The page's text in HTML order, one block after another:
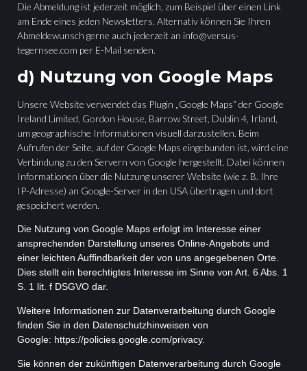
Die Abmeldung ist jederzeit möglich, zum Beispiel über einen Link
am Ende eines jeden Newsletters. Alternativ können Sie Ihren
Abmeldewunsch gerne auch jederzeit an info@versus-
tegernsee.com per E-Mail senden.
d) Nutzung von Google Maps
Unsere Website verwendet das Plugin „Google Maps“ der Google
Ireland Limited, Gordon House, Barrow Street, Dublin 4, Irland,
um geographische Informationen visuell darzustellen. Beim
Aufrufen der Seite, auf der Google Maps eingebunden ist, wird eine
Verbindung zu den Servern von Google hergestellt. Dabei können
Informationen über die Nutzung unserer Website (wie z. B. Ihre
IP-Adresse) an Google-Server in den USA übertragen und dort
gespeichert werden.
Die Nutzung von Google Maps erfolgt im Interesse einer
ansprechenden Darstellung unseres Online-Angebots und
einer leichten Auffindbarkeit der von uns angegebenen Orte.
Dies stellt ein berechtigtes Interesse im Sinne von Art. 6 Abs. 1
S. 1 lit. f DSGVO dar.
Weitere Informationen zur Datenverarbeitung durch Google
finden Sie in den Datenschutzhinweisen von
Google: https://policies.google.com/privacy.
Sie können der zukünftigen Datenverarbeitung durch Google